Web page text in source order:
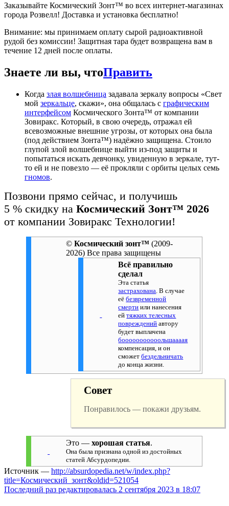
Заказывайте Космический Зонт™ во всех интернет-магазинах
города Розвелл! Доставка и установка бесплатно!
Внимание: мы принимаем оплату сырой радиоактивной
рудой без комиссии! Защитная тара будет возвращена вам в
течение 12 дней после оплаты.
Знаете ли вы, чтоПравить
Когда злая волшебница задавала зеркалу вопросы «Свет
мой зеркальце, скажи», она общалась с графическим
интерфейсом Космического Зонта™ от компании
Зовиракс. Который, в свою очередь, отражал ей
всевозможные внешние угрозы, от которых она была
(под действием Зонта™) надёжно защищена. Стоило
глупой злой волшебнице выйти из-под защиты и
попытаться искать девчонку, увиденную в зеркале, тут-
то ей и не повезло — её прокляли с орбиты целых семь
гномов.
Позвони прямо сейчас, и получишь
5 % скидку на Космический Зонт™ 2026
от компании Зовиракс Технологии!
© Космический зонт™(2009-
2026) Все права защищены
Всё правильно
сделал
Эта статья
застрахована . В случае
еёбезвременной
смерти или нанесения
ейтяжких телесных
повреждений автору
будет выплачена
бооооооооооольшаааая
компенсация, и он
сможетбездельничать
до конца жизни.
Совет
Понравилось — покажи друзьям.
Это —хорошая статья.
Она была признана одной из достойных
статей Абсурдопедии.
Источник — http://absurdopedia.net/w/index.php?
title=Космический_зонт&oldid=521054
Последний раз редактировалась 2 сентября 2023 в 18:07